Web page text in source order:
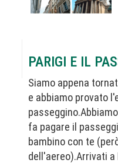
PARIGI E IL
Siamo appena
e abbiamo provato
fa pagare il
bambino con te
dell'aereo).Arrivati